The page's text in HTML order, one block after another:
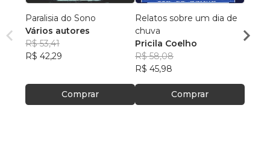
Paralisia do Sono
Vários autores
R$ 53,41
R$ 42,29
Comprar
Relatos sobre um dia de
chuva
Pricila Coelho
R$ 58,08
R$ 45,98
Comprar
R$